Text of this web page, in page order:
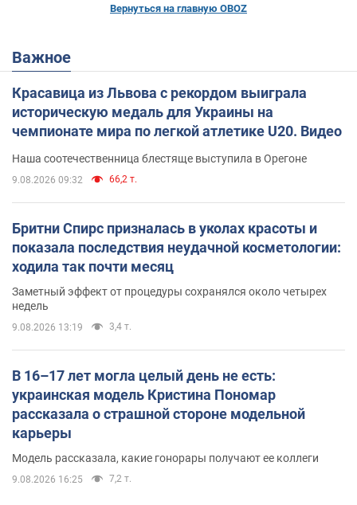
Вернуться на главную OBOZ
Важное
Красавица из Львова с рекордом выиграла
историческую медаль для Украины на
чемпионате мира по легкой атлетике U20. Видео
Наша соотечественница блестяще выступила в Орегоне
9.08.2026 09:32 66,2 т.
Бритни Спирс призналась в уколах красоты и
показала последствия неудачной косметологии:
ходила так почти месяц
Заметный эффект от процедуры сохранялся около четырех
недель
9.08.2026 13:19 3,4 т.
В 16–17 лет могла целый день не есть:
украинская модель Кристина Пономар
рассказала о страшной стороне модельной
карьеры
Модель рассказала, какие гонорары получают ее коллеги
9.08.2026 16:25 7,2 т.